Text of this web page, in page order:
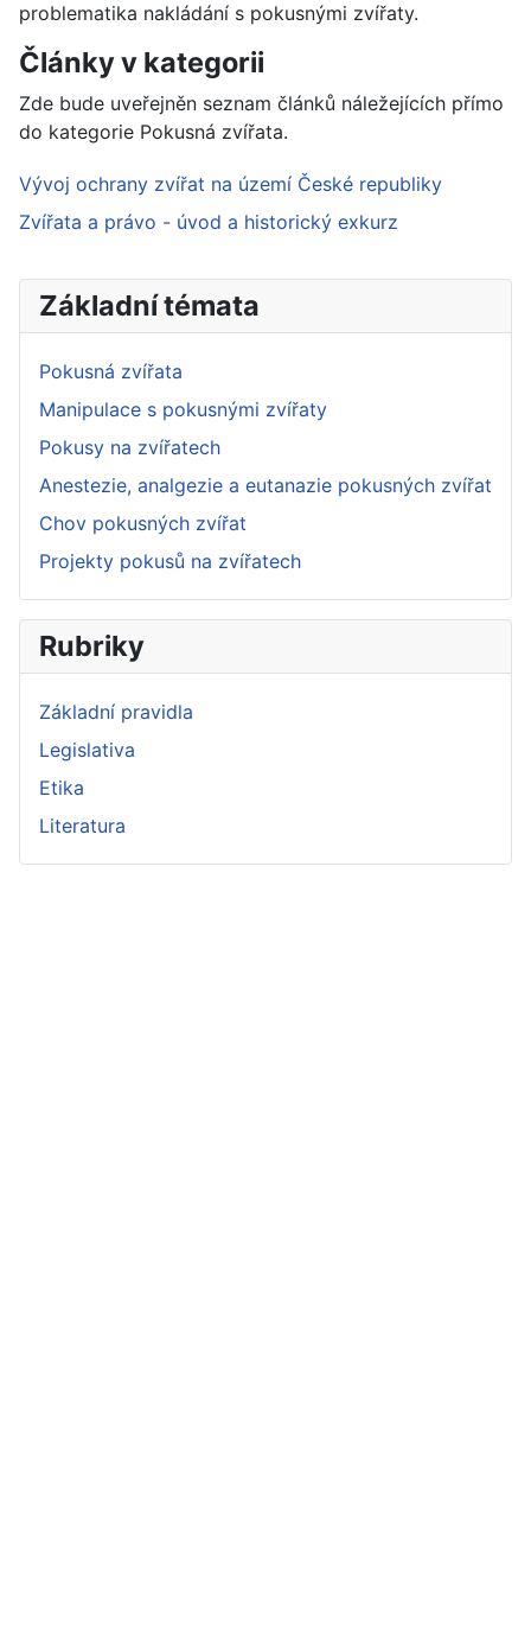
problematika nakládání s pokusnými zvířaty.
Články v kategorii
Zde bude uveřejněn seznam článků náležejících přímo
do kategorie Pokusná zvířata.
Vývoj ochrany zvířat na území České republiky
Zvířata a právo - úvod a historický exkurz
Základní témata
Pokusná zvířata
Manipulace s pokusnými zvířaty
Pokusy na zvířatech
Anestezie, analgezie a eutanazie pokusných zvířat
Chov pokusných zvířat
Projekty pokusů na zvířatech
Rubriky
Základní pravidla
Legislativa
Etika
Literatura